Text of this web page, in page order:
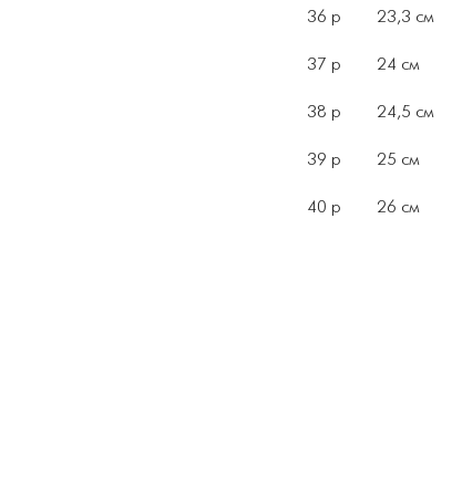
36 р 23,3 см
37 р 24 см
38 р 24,5 см
39 р 25 см
40 р 26 см